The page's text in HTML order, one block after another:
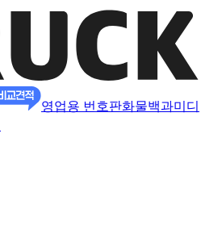
영업용 번호판화물백과미디